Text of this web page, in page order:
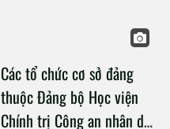
Các tổ chức cơ sở đảng
thuộc Đảng bộ Học viện
Chính trị Công an nhân dân